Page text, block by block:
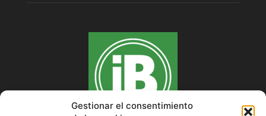
Gestionar el consentimiento